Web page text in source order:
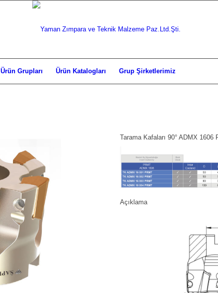
Ürün Grupları Ürün Katalogları Grup Şirketlerimiz
Tarama Kafaları 90° ADMX 1606
Açıklama